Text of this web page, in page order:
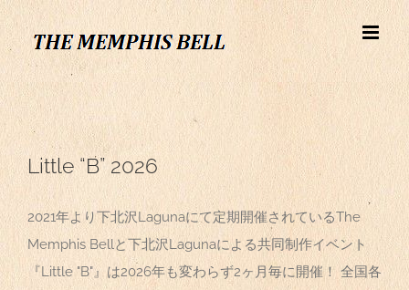
Skip
to
content
Little “B” 2026
2021年より下北沢Lagunaにて定期開催されているThe
Memphis Bellと下北沢Lagunaによる共同制作イベント
『Little "B"』は2026年も変わらず2ヶ月毎に開催！ 全国各